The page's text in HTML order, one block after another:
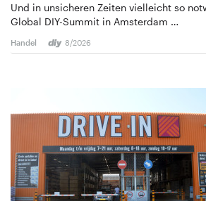
Und in unsicheren Zeiten vielleicht so
Global DIY-Summit in Amsterdam …
Handel 8/2026